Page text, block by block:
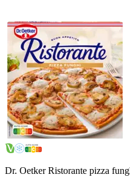
Dr. Oetker Ristorante pizza